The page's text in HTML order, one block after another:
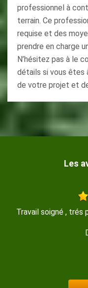
professionnel à
terrain. Ce
requise et des
prendre en charge
N’hésitez pas à le
détails si vous êtes
de votre projet et
Les
et sympathique